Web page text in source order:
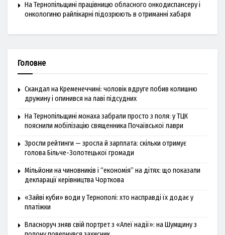
На Тернопільщині працівницю обласного онкодиспансеру і
онкологиню райлікарні підозрюють в отриманні хабаря
Головне
Скандал на Кременеччині: чоловік вдруге побив колишню
дружину і опинився на лаві підсудних
На Тернопільщині монаха забрали просто з поля: у ТЦК
пояснили мобілізацію священника Почаївської лаври
Зросли рейтинги — зросла й зарплата: скільки отримує
голова Більче-Золотецької громади
Мільйони на чиновників і “економія” на дітях: що показали
декларації керівництва Чорткова
«Зайві куби» води у Тернополі: хто насправді їх додає у
платіжки
Власноруч зняв свій портрет з «Алеї надії»: на Шумщину з